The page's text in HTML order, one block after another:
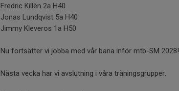
Fredric Killèn 2a H40
Jonas Lundqvist 5a H40
Jimmy Kleveros 1a H50
Nu fortsätter vi jobba med vår bana inför mtb-SM 2028!
Nästa vecka har vi avslutning i våra träningsgrupper.